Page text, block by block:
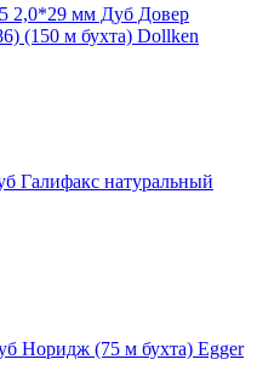
2,0*29 мм Дуб Довер
(150 м бухта) Dollken
Галифакс натуральный
Норидж (75 м бухта) Egger